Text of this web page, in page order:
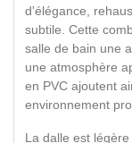
d'élégance,
subtile. Cette
salle de bain une
une atmosphère
en PVC ajoutent
environnement
La dalle est